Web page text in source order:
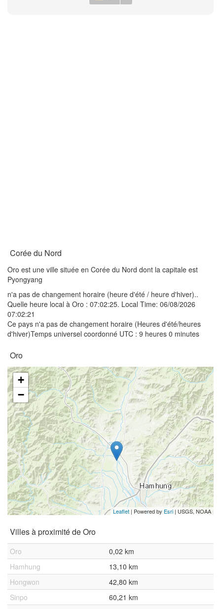
Corée du Nord
Oro est une ville située en Corée du Nord dont la capitale est
Pyongyang
n'a pas de changement horaire (heure d'été / heure d'hiver)..
Quelle heure local à Oro : 07:02:25. Local Time: 06/08/2026
07:02:21
Ce pays n'a pas de changement horaire (Heures d'été/heures
d'hiver)Temps universel coordonné UTC : 9 heures 0 minutes
Oro
+
−
Leaflet | Powered by Esri | USGS, NOAA
Villes à proximité de Oro
Oro
0,02 km
Hamhung
13,10 km
Hongwon
42,80 km
Sinpo
60,21 km